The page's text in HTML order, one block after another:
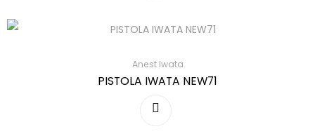
Anest Iwata
PISTOLA IWATA NEW71